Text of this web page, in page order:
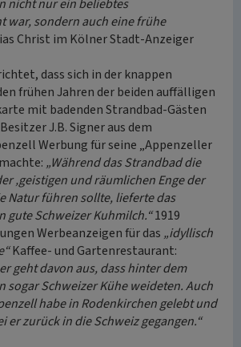
nicht nur ein beliebtes
war, sondern auch eine frühe
Christ im Kölner Stadt-Anzeiger
dass sich in der knappen
frühen Jahren der beiden auffälligen
mit badenden Strandbad-Gästen
J.B. Signer aus dem
Werbung für seine „Appenzeller
„Während das Strandbad die
‚geistigen und räumlichen Enge der
Natur führen sollte, lieferte das
gute Schweizer Kuhmilch.“1919
Werbeanzeigen für das „idyllisch
Kaffee- und Gartenrestaurant:
geht davon aus, dass hinter dem
sogar Schweizer Kühe weideten. Auch
habe in Rodenkirchen gelebt und
er zurück in die Schweiz gegangen.“